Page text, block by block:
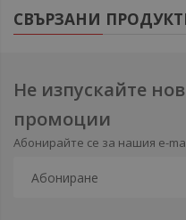
СВЪРЗАНИ
Не изпускайте
промоции
Абонирайте се за нашия e-